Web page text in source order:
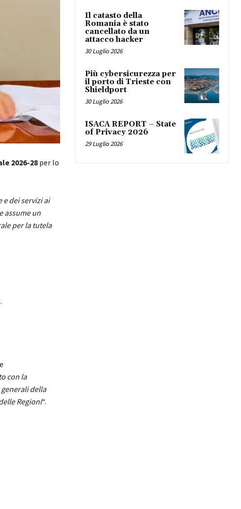
2026-28 per lo
dei servizi ai
assume un
per la tutela
con la
della
Regioni“.
Il catasto della
Romania è stato
cancellato da un
attacco hacker
30 Luglio 2026
Più cybersicurezza per
il porto di Trieste con
Shieldport
30 Luglio 2026
ISACA REPORT – State
of Privacy 2026
29 Luglio 2026